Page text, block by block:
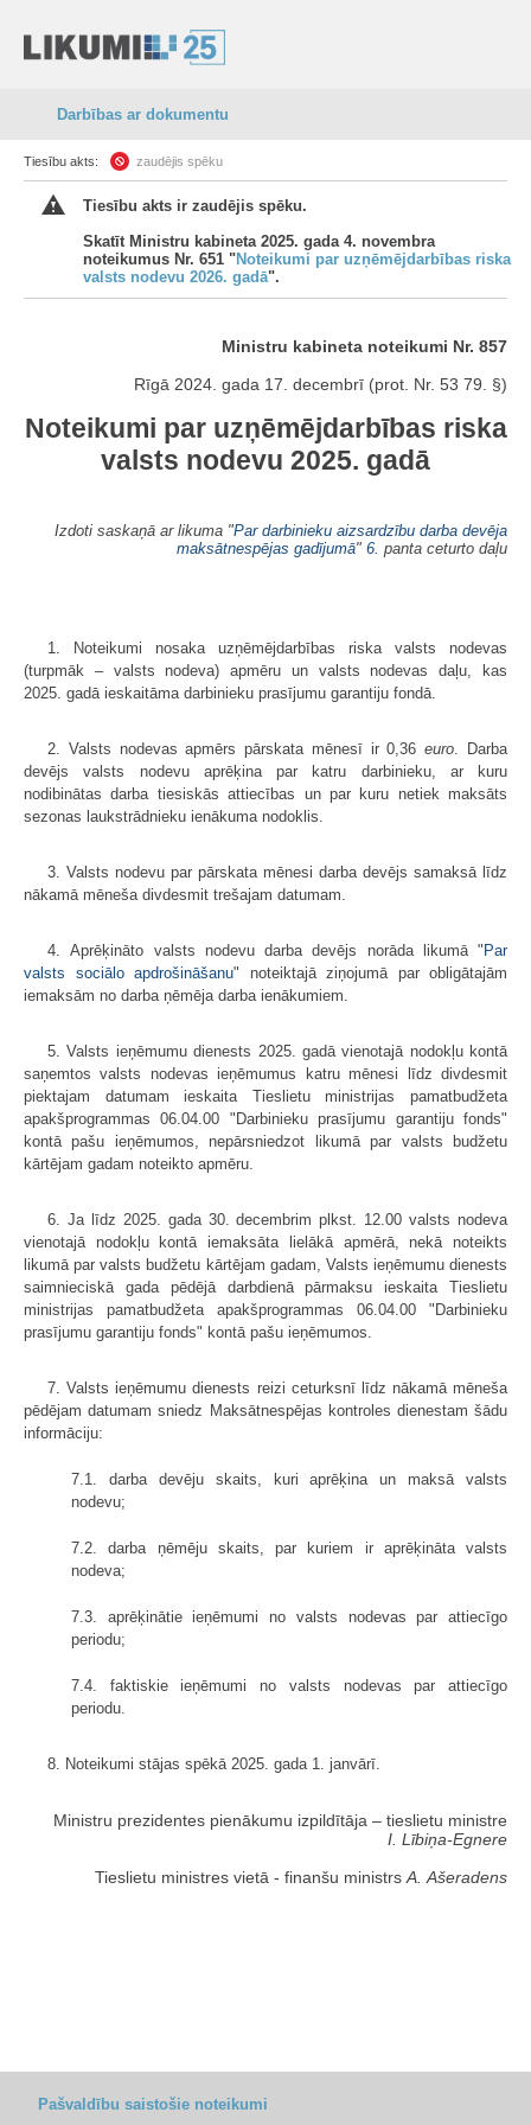
Darbības ar dokumentu
Tiesību akts: zaudējis spēku
Tiesību akts ir zaudējis spēku.
Skatīt Ministru kabineta 2025. gada 4. novembra
noteikumus Nr. 651 "Noteikumi par uzņēmējdarbības riska
valsts nodevu 2026. gadā".
Ministru kabineta noteikumi Nr. 857
Rīgā 2024. gada 17. decembrī (prot. Nr. 53 79. §)
Noteikumi par uzņēmējdarbības riska
valsts nodevu 2025. gadā
Izdoti saskaņā ar likuma "Par darbinieku aizsardzību darba devēja
maksātnespējas gadījumā" 6. panta ceturto daļu
1. Noteikumi nosaka uzņēmējdarbības riska valsts nodevas
(turpmāk – valsts nodeva) apmēru un valsts nodevas daļu, kas
2025. gadā ieskaitāma darbinieku prasījumu garantiju fondā.
2. Valsts nodevas apmērs pārskata mēnesī ir 0,36euro . Darba
devējs valsts nodevu aprēķina par katru darbinieku, ar kuru
nodibinātas darba tiesiskās attiecības un par kuru netiek maksāts
sezonas laukstrādnieku ienākuma nodoklis.
3. Valsts nodevu par pārskata mēnesi darba devējs samaksā līdz
nākamā mēneša divdesmit trešajam datumam.
4. Aprēķināto valsts nodevu darba devējs norāda likumā "Par
valsts sociālo apdrošināšanu" noteiktajā ziņojumā par obligātajām
iemaksām no darba ņēmēja darba ienākumiem.
5. Valsts ieņēmumu dienests 2025. gadā vienotajā nodokļu kontā
saņemtos valsts nodevas ieņēmumus katru mēnesi līdz divdesmit
piektajam datumam ieskaita Tieslietu ministrijas pamatbudžeta
apakšprogrammas 06.04.00 "Darbinieku prasījumu garantiju fonds"
kontā pašu ieņēmumos, nepārsniedzot likumā par valsts budžetu
kārtējam gadam noteikto apmēru.
6. Ja līdz 2025. gada 30. decembrim plkst. 12.00 valsts nodeva
vienotajā nodokļu kontā iemaksāta lielākā apmērā, nekā noteikts
likumā par valsts budžetu kārtējam gadam, Valsts ieņēmumu dienests
saimnieciskā gada pēdējā darbdienā pārmaksu ieskaita Tieslietu
ministrijas pamatbudžeta apakšprogrammas 06.04.00 "Darbinieku
prasījumu garantiju fonds" kontā pašu ieņēmumos.
7. Valsts ieņēmumu dienests reizi ceturksnī līdz nākamā mēneša
pēdējam datumam sniedz Maksātnespējas kontroles dienestam šādu
informāciju:
7.1. darba devēju skaits, kuri aprēķina un maksā valsts
nodevu;
7.2. darba ņēmēju skaits, par kuriem ir aprēķināta valsts
nodeva;
7.3. aprēķinātie ieņēmumi no valsts nodevas par attiecīgo
periodu;
7.4. faktiskie ieņēmumi no valsts nodevas par attiecīgo
periodu.
8. Noteikumi stājas spēkā 2025. gada 1. janvārī.
Ministru prezidentes pienākumu izpildītāja ‒ tieslietu ministre
I. Lībiņa-Egnere
Tieslietu ministres vietā - finanšu ministrs A. Ašeradens
Pašvaldību saistošie noteikumi